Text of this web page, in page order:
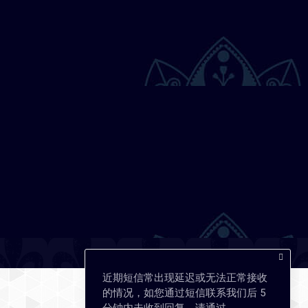
近期短信常出现延迟或无法正常接收
的情况，如您通过短信联系我们后 5